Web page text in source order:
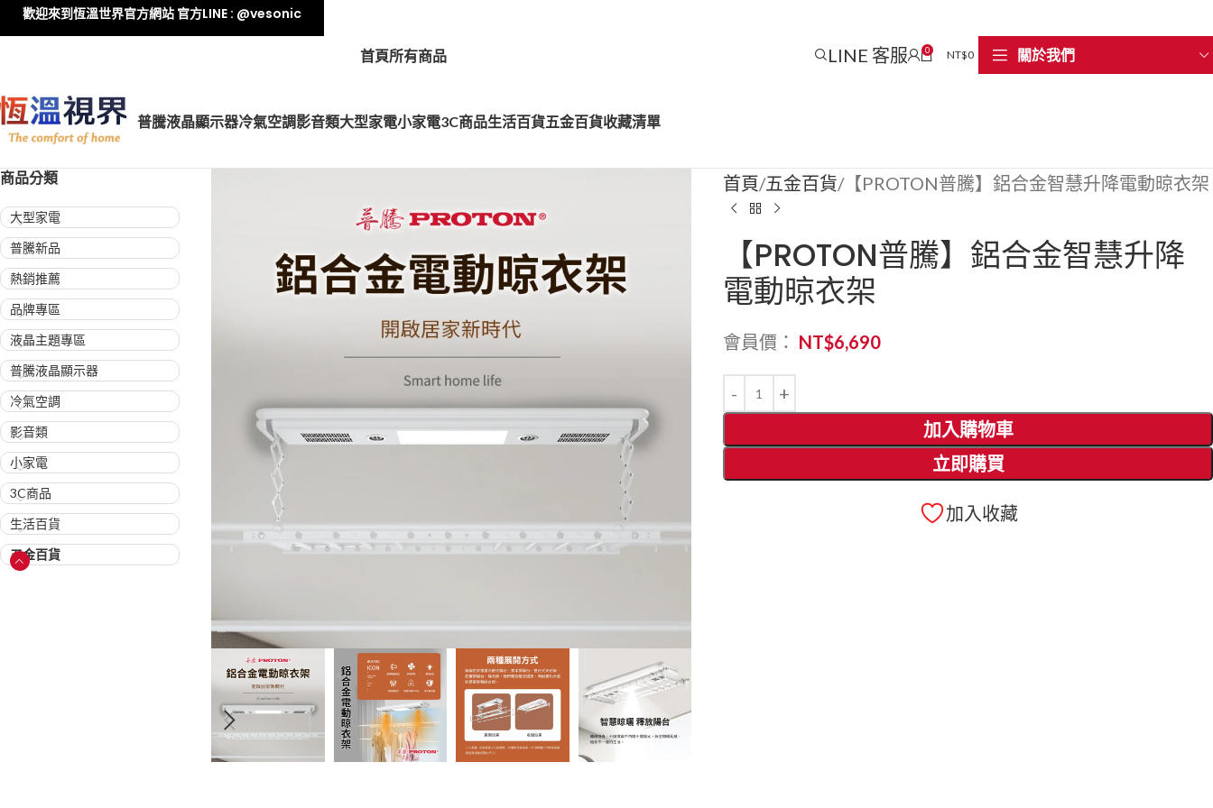
首頁所有商品 LINE 客服 0 NT$0 關於我們
普騰液晶顯示器冷氣空調影音類大型家電小家電3C商品生活百貨五金百貨收藏清單
商品分類
大型家電
普騰新品
熱銷推薦
品牌專區
液晶主題專區
普騰液晶顯示器
冷氣空調
影音類
小家電
3C商品
生活百貨
五金百貨
首頁 五金百貨 【PROTON普騰】鋁合金智慧升降電動晾衣架
【PROTON普騰】鋁合金智慧升降
電動晾衣架
會員價： NT$6,690
加入購物車
立即購買
加入收藏
歡迎來到恆溫世界官方網站 官方LINE : @vesonic